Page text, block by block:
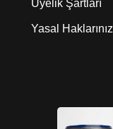
Üyelik Şartları
Yasal Haklarınız